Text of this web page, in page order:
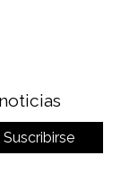
Suscribirse